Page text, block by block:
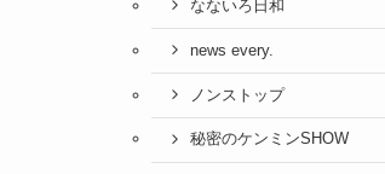
なないろ日和
news every.
ノンストップ
秘密のケンミンSHOW